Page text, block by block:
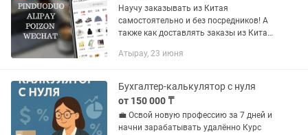
Научу заказывать из Китая
самостоятельно и без посредников! А
также как доставлять заказы из Китая
минимального закупа! Всё можно
покупать в...
Атырау, 23 июня
Бухгалтер-калькулятор с нуля
от 150 000 ₸
💼 Освой новую профессию за 7 дней и
начни зарабатывать удалённо Курс